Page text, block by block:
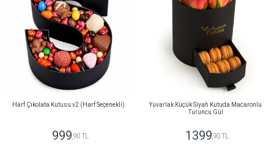
Harf Çikolata Kutusu v2 (Harf Seçenekli)
999,90 TL
Yuvarlak Küçük Siyah Kutuda Macaronlu
Turuncu Gül
1399,90 TL